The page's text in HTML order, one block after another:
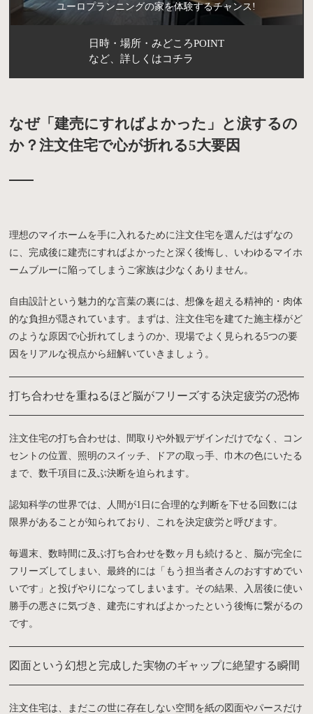
ユーロプランニングの家を体験するチャンス!
日時・場所・みどころPOINT
など、詳しくはコチラ
なぜ「建売にすればよかった」と涙するの
か？注文住宅で心が折れる5大要因
理想のマイホームを手に入れるために注文住宅を選んだはずなの
に、完成後に建売にすればよかったと深く後悔し、いわゆるマイホ
ームブルーに陥ってしまうご家族は少なくありません。
自由設計という魅力的な言葉の裏には、想像を超える精神的・肉体
的な負担が隠されています。まずは、注文住宅を建てた施主様がど
のような原因で心折れてしまうのか、現場でよく見られる5つの要
因をリアルな視点から紐解いていきましょう。
打ち合わせを重ねるほど脳がフリーズする決定疲労の恐怖
注文住宅の打ち合わせは、間取りや外観デザインだけでなく、コン
セントの位置、照明のスイッチ、ドアの取っ手、巾木の色にいたる
まで、数千項目に及ぶ決断を迫られます。
認知科学の世界では、人間が1日に合理的な判断を下せる回数には
限界があることが知られており、これを決定疲労と呼びます。
毎週末、数時間に及ぶ打ち合わせを数ヶ月も続けると、脳が完全に
フリーズしてしまい、最終的には「もう担当者さんのおすすめでい
いです」と投げやりになってしまいます。その結果、入居後に使い
勝手の悪さに気づき、建売にすればよかったという後悔に繋がるの
です。
図面という幻想と完成した実物のギャップに絶望する瞬間
注文住宅は、まだこの世に存在しない空間を紙の図面やパースだけ